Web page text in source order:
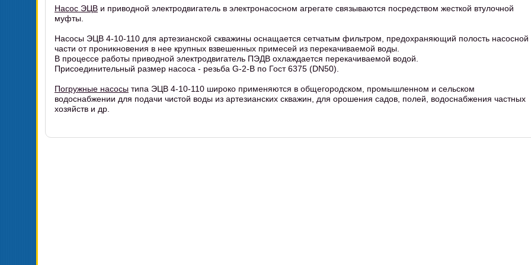
Насос ЭЦВ и приводной электродвигатель в электронасосном агрегате связываются посредством жесткой втулочной
муфты.
Насосы ЭЦВ 4-10-110 для артезианской скважины оснащается сетчатым фильтром, предохраняющий полость насосной
части от проникновения в нее крупных взвешенных примесей из перекачиваемой воды.
В процессе работы приводной электродвигатель ПЭДВ охлаждается перекачиваемой водой.
Присоединительный размер насоса - резьба G-2-B по Гост 6375 (DN50).
Погружные насосы типа ЭЦВ 4-10-110 широко применяются в общегородском, промышленном и сельском
водоснабжении для подачи чистой воды из артезианских скважин, для орошения садов, полей, водоснабжения частных
хозяйств и др.